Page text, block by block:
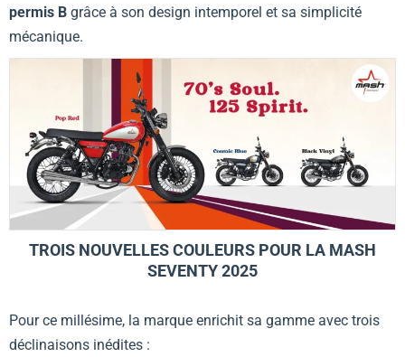
permis B grâce à son design intemporel et sa simplicité
mécanique.
TROIS NOUVELLES COULEURS POUR LA MASH
SEVENTY 2025
Pour ce millésime, la marque enrichit sa gamme avec trois
déclinaisons inédites :